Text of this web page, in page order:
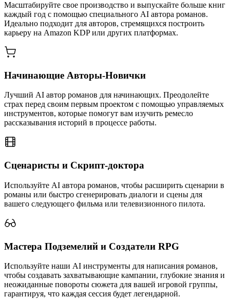
Масштабируйте свое производство и выпускайте больше книг
каждый год с помощью специального AI автора романов.
Идеально подходит для авторов, стремящихся построить
карьеру на Amazon KDP или других платформах.
Начинающие Авторы-Новички
Лучший AI автор романов для начинающих. Преодолейте
страх перед своим первым проектом с помощью управляемых
инструментов, которые помогут вам изучить ремесло
рассказывания историй в процессе работы.
Сценаристы и Скрипт-доктора
Используйте AI автора романов, чтобы расширить сценарии в
романы или быстро сгенерировать диалоги и сцены для
вашего следующего фильма или телевизионного пилота.
Мастера Подземелий и Создатели RPG
Используйте наши AI инструменты для написания романов,
чтобы создавать захватывающие кампании, глубокие знания и
неожиданные повороты сюжета для вашей игровой группы,
гарантируя, что каждая сессия будет легендарной.